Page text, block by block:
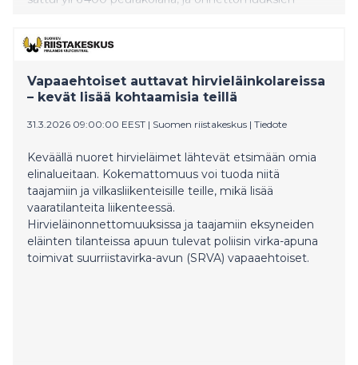
edellyttää kaatolupamäärien lisäämistä ja
esiintymisalueilla.
Vapaaehtoiset auttavat hirvieläinkolareissa
– kevät lisää kohtaamisia teillä
31.3.2026 09:00:00 EEST | Suomen riistakeskus | Tiedote
Keväällä nuoret hirvieläimet lähtevät etsimään omia
elinalueitaan. Kokemattomuus voi tuoda niitä
taajamiin ja vilkasliikenteisille teille, mikä lisää
vaaratilanteita liikenteessä.
Hirvieläinonnettomuuksissa ja taajamiin eksyneiden
eläinten tilanteissa apuun tulevat poliisin virka-apuna
toimivat suurriistavirka-avun (SRVA) vapaaehtoiset.